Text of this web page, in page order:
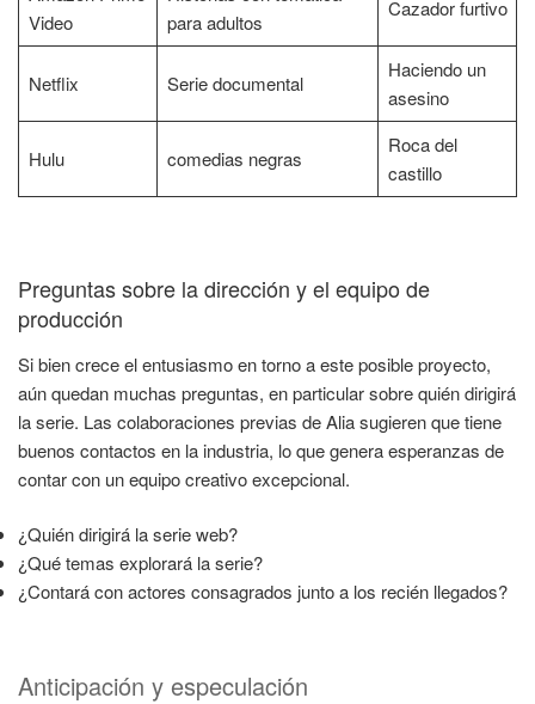
Video
para adultos
Cazador furtivo
Netflix Serie documental
Haciendo un
asesino
Hulu comedias negras
Roca del
castillo
Preguntas sobre la dirección y el equipo de
producción
Si bien crece el entusiasmo en torno a este posible proyecto,
aún quedan muchas preguntas, en particular sobre quién dirigirá
la serie. Las colaboraciones previas de Alia sugieren que tiene
buenos contactos en la industria, lo que genera esperanzas de
contar con un equipo creativo excepcional.
¿Quién dirigirá la serie web?
¿Qué temas explorará la serie?
¿Contará con actores consagrados junto a los recién llegados?
Anticipación y especulación